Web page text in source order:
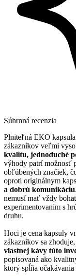
Súhrnná recenzia
Plniteľná EKO
zákazníkov veľmi
kvalitu, jednoduché
výhody patrí možnosť
obľúbených značiek,
oproti originálnym
a dobrú komunikáciu
nemusí mať vždy
experimentovaním s
druhu.
Hoci je cena kapsuly
zákazníkov sa
vlastnej kávy túto
popisovaná ako
ktorý spĺňa